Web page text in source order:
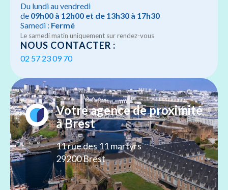
Du lundi au vendredi
de 09h00 à 12h00 et de 13h30 à 17h30
Samedi : Fermé
Le samedi matin uniquement sur rendez-vous
NOUS CONTACTER :
02 57 23 09 70
Votre agence de proximité
à Brest
11 rue des 11 martyrs
29200 Brest